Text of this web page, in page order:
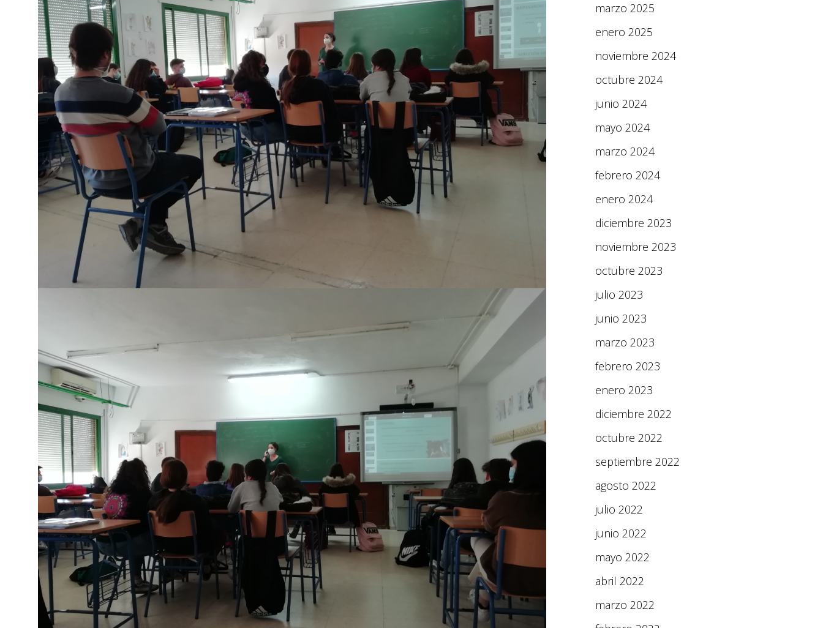
marzo 2025
enero 2025
noviembre 2024
octubre 2024
junio 2024
mayo 2024
marzo 2024
febrero 2024
enero 2024
diciembre 2023
noviembre 2023
octubre 2023
julio 2023
junio 2023
marzo 2023
febrero 2023
enero 2023
diciembre 2022
octubre 2022
septiembre 2022
agosto 2022
julio 2022
junio 2022
mayo 2022
abril 2022
marzo 2022